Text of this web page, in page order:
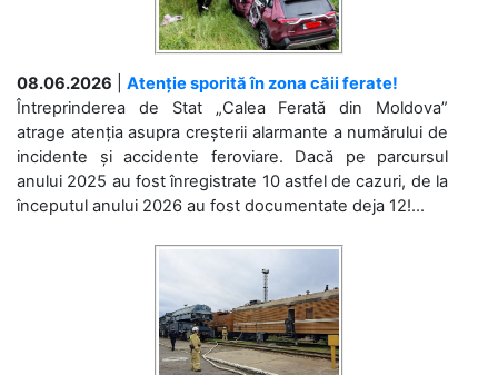
08.06.2026
Atenție sporită în zona căii ferate!
Întreprinderea de Stat „Calea Ferată din Moldova”
atrage atenția asupra creșterii alarmante a numărului de
incidente și accidente feroviare. Dacă pe parcursul
anului 2025 au fost înregistrate 10 astfel de cazuri, de la
începutul anului 2026 au fost documentate deja 12!...